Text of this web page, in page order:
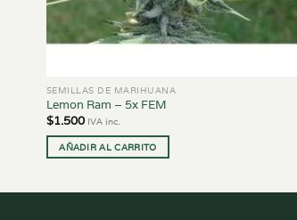
SEMILLAS DE MARIHUANA
Lemon Ram – 5x FEM
$1.500 IVA inc.
AÑADIR AL CARRITO